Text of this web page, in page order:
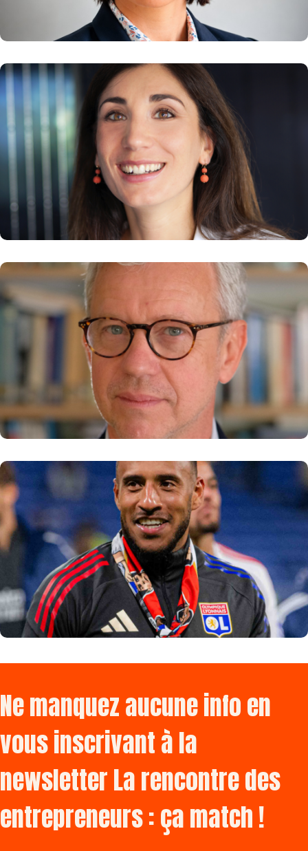
Ondine SUAVET
Co-CEO et co-fondatrice, mylight150
En savoir plus
Bruno TERTRAIS
Dir. adjoint, Fondation pour la recherche
stratégique et Conseiller géopolitique,
Institut Montaigne
En savoir plus
Corentin TOLISSO
Co-fondateur et Président de l’association
Toliss’ALL
En savoir plus
Ne manquez aucune info en
vous inscrivant à la
newsletter La rencontre des
entrepreneurs : ça match !